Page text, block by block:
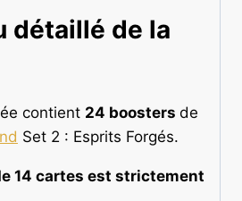
détaillé de la
contient 24 boosters de
Set 2 : Esprits Forgés.
14 cartes est strictement